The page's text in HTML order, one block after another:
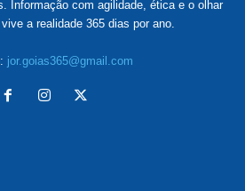
Informação com agilidade, ética e o olhar
a realidade 365 dias por ano.
jor.goias365@gmail.com